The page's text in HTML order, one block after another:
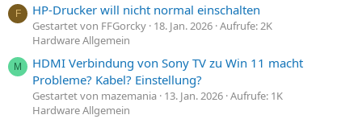
F HP-Drucker will nicht normal einschalten
Gestartet von FFGorcky 18. Jan. 2026 Aufrufe: 2K
Hardware Allgemein
M
HDMI Verbindung von Sony TV zu Win 11 macht
Probleme? Kabel? Einstellung?
Gestartet von mazemania 13. Jan. 2026 Aufrufe: 1K
Hardware Allgemein